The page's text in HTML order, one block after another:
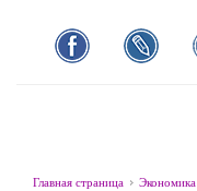
Главная страница Экономика